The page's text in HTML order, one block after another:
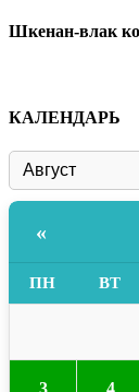
Шкенан-влак
КАЛЕНДАРЬ
«
ПН ВТ
3 4